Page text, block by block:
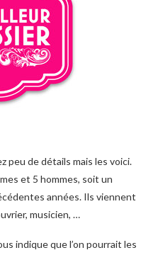
peu de détails mais les voici.
et 5 hommes, soit un
années. Ils viennent
musicien, …
indique que l’on pourrait les